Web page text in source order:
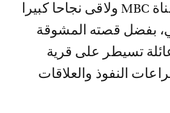
سنة 2017 على قناة MBC ولاقى نجاحا كبيرا
بفضل قصته المشوقة
تسيطر على قرية
النفوذ والعلاقات